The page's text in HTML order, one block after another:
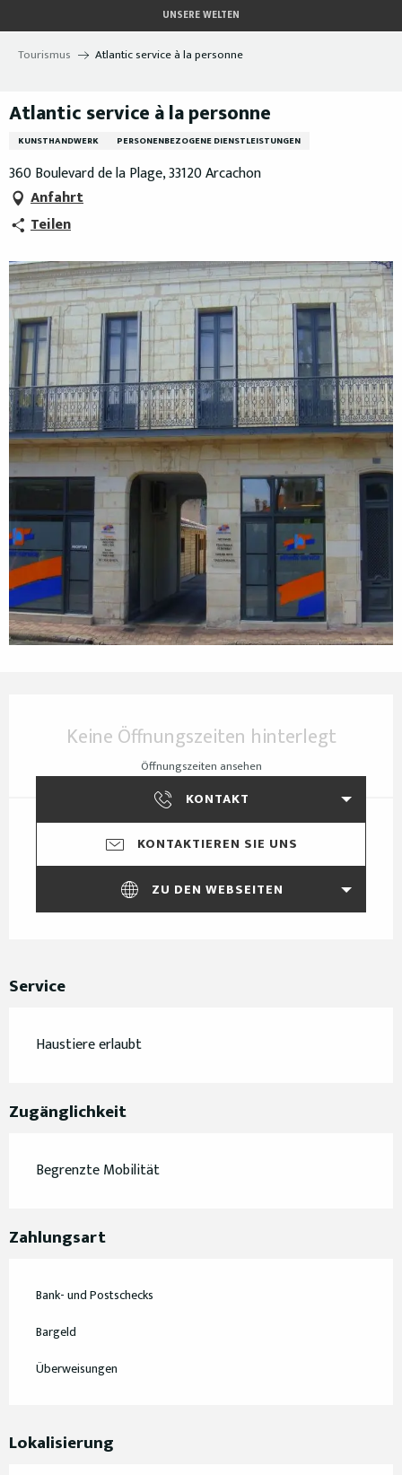
au
contenu
UNSERE WELTEN
Tourismus Atlantic service à la personne
Atlantic service à la personne
KUNSTHANDWERK PERSONENBEZOGENE DIENSTLEISTUNGEN
360 Boulevard de la Plage, 33120 Arcachon
Anfahrt
Teilen
Keine Öffnungszeiten hinterlegt
Öffnungszeiten ansehen
KONTAKT
KONTAKTIEREN SIE UNS
ZU DEN WEBSEITEN
Service
Haustiere erlaubt
Zugänglichkeit
Begrenzte Mobilität
Zahlungsart
Bank- und Postschecks
Bargeld
Überweisungen
Lokalisierung